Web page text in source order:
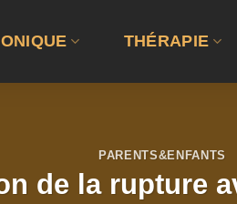
THÉRAPIE
PARENTS&ENFANTS
de la rupture